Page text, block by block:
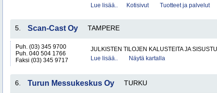
Lue lisää..
Kotisivut Tuotteet ja palvelut
5. Scan-Cast Oy TAMPERE
Puh. (03) 345 9700
Puh. 040 504 1766
Faksi (03) 345 9717
JULKISTEN TILOJEN KALUSTEITA JA
Lue lisää..
Näytä kartalla
6. Turun Messukeskus Oy TURKU